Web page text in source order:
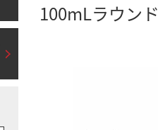
100mLラウン